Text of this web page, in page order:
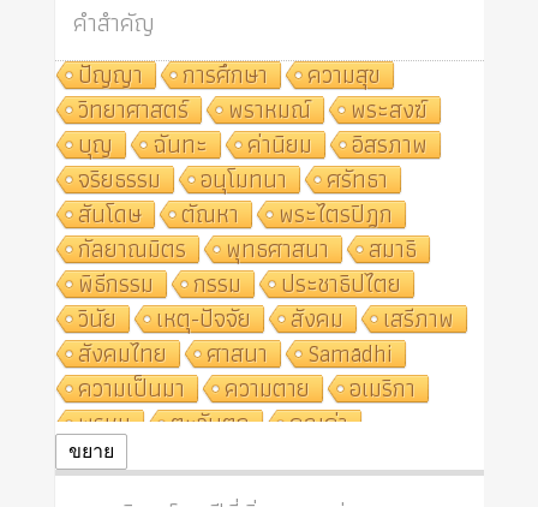
คำสำคัญ
ปัญญา
การศึกษา
ความสุข
วิทยาศาสตร์
พราหมณ์
พระสงฆ์
บุญ
ฉันทะ ค่านิยม
อิสรภาพ
จริยธรรม
อนุโมทนา
ศรัทธา
สันโดษ
ตัณหา
พระไตรปิฎก
กัลยาณมิตร
พุทธศาสนา
สมาธิ
พิธีกรรม
กรรม
ประชาธิปไตย
วินัย
เหตุ-ปัจจัย สังคม
เสรีภาพ
สังคมไทย
ศาสนา
Samādhi
ความเป็นมา
ความตาย
อเมริกา
พรหม
ตะวันตก
คุณค่า
ปฏิจจสมุปบาท
ศาสนาประจำชาติ
ขยาย